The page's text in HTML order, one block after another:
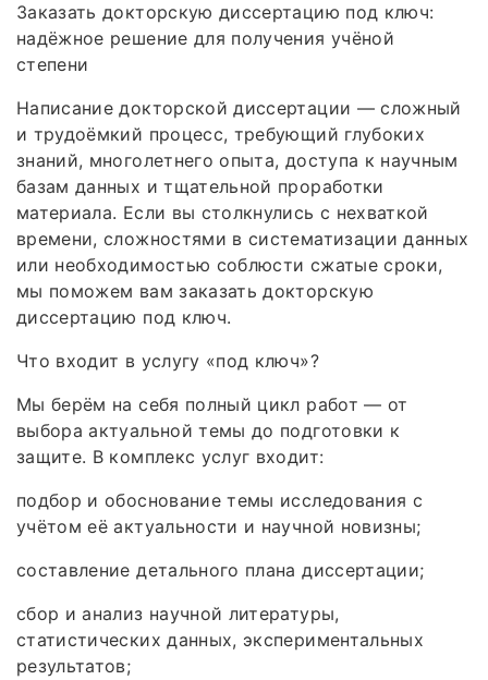
Заказать докторскую диссертацию под ключ:
надёжное решение для получения учёной
степени
Написание докторской диссертации — сложный
и трудоёмкий процесс, требующий глубоких
знаний, многолетнего опыта, доступа к научным
базам данных и тщательной проработки
материала. Если вы столкнулись с нехваткой
времени, сложностями в систематизации данных
или необходимостью соблюсти сжатые сроки,
мы поможем вам заказать докторскую
диссертацию под ключ.
Что входит в услугу «под ключ»?
Мы берём на себя полный цикл работ — от
выбора актуальной темы до подготовки к
защите. В комплекс услуг входит:
подбор и обоснование темы исследования с
учётом её актуальности и научной новизны;
составление детального плана диссертации;
сбор и анализ научной литературы,
статистических данных, экспериментальных
результатов;